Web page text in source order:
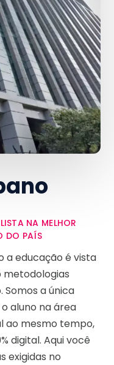
NA MELHOR
DO PAÍS
a educação é vista
metodologias
a única
aluno na área
ao mesmo tempo,
digital. Aqui você
exigidas no